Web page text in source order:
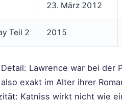
23. März 2012
Teil 2 2015
Lawrence war bei der
exakt im Alter ihrer
Katniss wirkt nicht wie